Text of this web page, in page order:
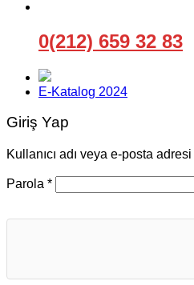
0(212) 659 32 83
E-Katalog 2024
Giriş Yap
Kullanıcı adı veya e-posta adresi
Parola *Gerekli